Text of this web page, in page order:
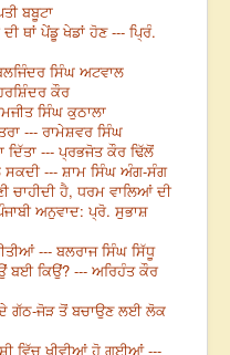
ਬਬੂਟਾ
ਥਾਂ ਪੇਂਡੂ ਖੇਡਾਂ ਹੋਣ --- ਪ੍ਰਿੰ.
ਸਿੰਘ ਅਟਵਾਲ
ਕੌਰ
ਸਿੰਘ ਕੁਠਾਲਾ
--- ਰਾਮੇਸ਼ਵਰ ਸਿੰਘ
ਦਿੱਤਾ --- ਪ੍ਰਭਜੋਤ ਕੌਰ ਢਿੱਲੋਂ
ਸਕਦੀ --- ਸ਼ਾਮ ਸਿੰਘ ਅੰਗ-ਸੰਗ
ਚਾਹੀਦੀ ਹੈ, ਧਰਮ ਵਾਲਿਆਂ ਦੀ
ਅਨੁਵਾਦ: ਪ੍ਰੋ. ਸੁਭਾਸ਼
--- ਬਲਰਾਜ ਸਿੰਘ ਸਿੱਧੂ
ਬਈ ਕਿਉਂ? --- ਅਰਿਹੰਤ ਕੌਰ
ਗੱਠ-ਜੋੜ ਤੋਂ ਬਚਾਉਣ ਲਈ ਲੋਕ
ਵਿੱਚ ਖੀਵੀਆਂ ਹੋ ਗਈਆਂ ---